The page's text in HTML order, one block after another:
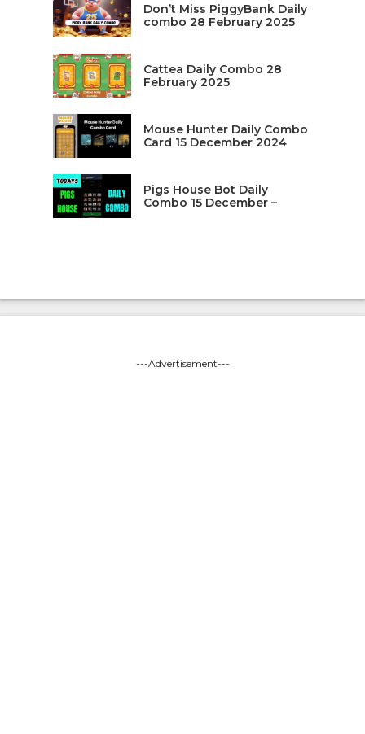
Don’t Miss PiggyBank Daily
combo 28 February 2025
Cattea Daily Combo 28
February 2025
Mouse Hunter Daily Combo
Card 15 December 2024
Pigs House Bot Daily
Combo 15 December –
---Advertisement---